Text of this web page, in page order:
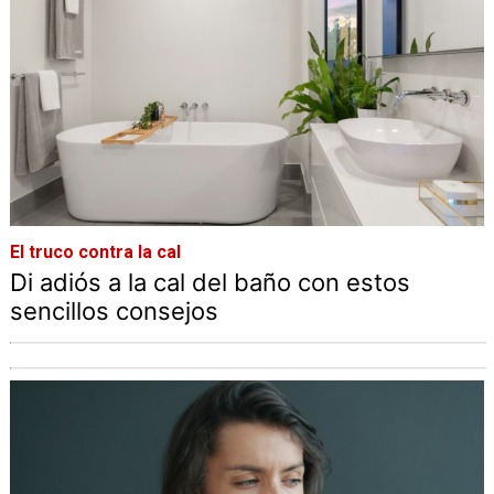
El truco contra la cal
Di adiós a la cal del baño con estos
sencillos consejos